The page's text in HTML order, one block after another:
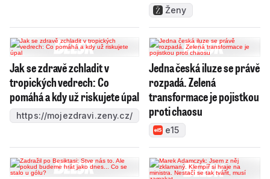
Ženy
Jak se zdravě zchladit v
tropických vedrech: Co
pomáhá a kdy už riskujete úpal
https://mojezdravi.zeny.cz/
Jedna česká iluze se právě
rozpadá. Zelená
transformace je pojistkou
proti chaosu
e15